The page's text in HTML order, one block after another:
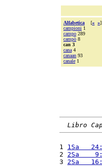
Alfabetica [« »]
campioni 1
campo 289
campò 8
can 3
cana 4
canaan 93
canale 1
Libro
1 1Sa
2 2Sa
3 2Sa